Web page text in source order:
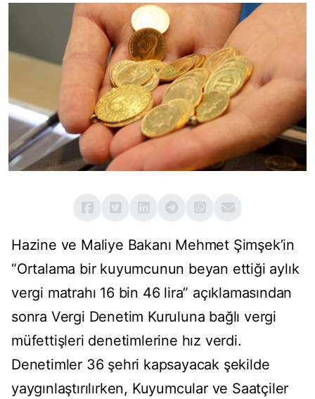
Hazine ve Maliye Bakanı Mehmet Şimşek’in
“Ortalama bir kuyumcunun beyan ettiği aylık
vergi matrahı 16 bin 46 lira” açıklamasından
sonra Vergi Denetim Kuruluna bağlı vergi
müfettişleri denetimlerine hız verdi.
Denetimler 36 şehri kapsayacak şekilde
yaygınlaştırılırken, Kuyumcular ve Saatçiler